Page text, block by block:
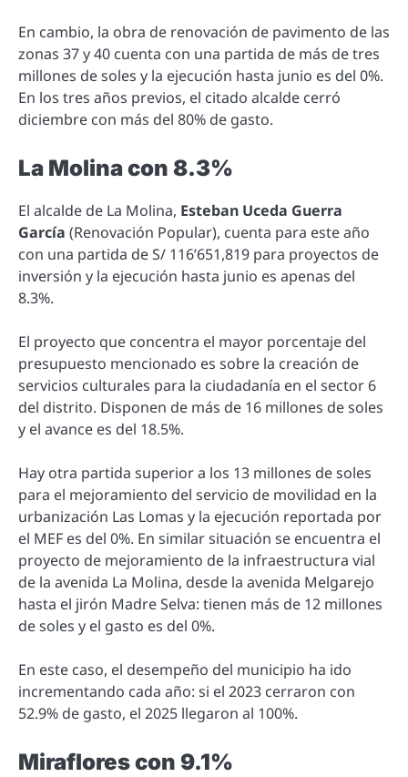
En cambio, la obra de renovación de pavimento de las
zonas 37 y 40 cuenta con una partida de más de tres
millones de soles y la ejecución hasta junio es del 0%.
En los tres años previos, el citado alcalde cerró
diciembre con más del 80% de gasto.
La Molina con 8.3%
El alcalde de La Molina, Esteban Uceda Guerra
García (Renovación Popular), cuenta para este año
con una partida de S/ 116’651,819 para proyectos de
inversión y la ejecución hasta junio es apenas del
8.3%.
El proyecto que concentra el mayor porcentaje del
presupuesto mencionado es sobre la creación de
servicios culturales para la ciudadanía en el sector 6
del distrito. Disponen de más de 16 millones de soles
y el avance es del 18.5%.
Hay otra partida superior a los 13 millones de soles
para el mejoramiento del servicio de movilidad en la
urbanización Las Lomas y la ejecución reportada por
el MEF es del 0%. En similar situación se encuentra el
proyecto de mejoramiento de la infraestructura vial
de la avenida La Molina, desde la avenida Melgarejo
hasta el jirón Madre Selva: tienen más de 12 millones
de soles y el gasto es del 0%.
En este caso, el desempeño del municipio ha ido
incrementando cada año: si el 2023 cerraron con
52.9% de gasto, el 2025 llegaron al 100%.
Miraflores con 9.1%